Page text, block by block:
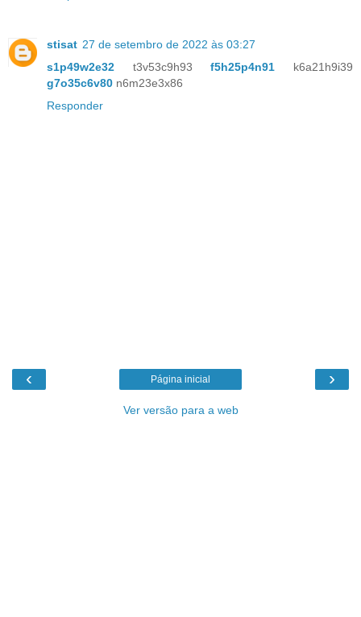
stisat 27 de setembro de 2022 às 03:27
s1p49w2e32 t3v53c9h93f5h25p4n91 k6a21h9i39
g7o35c6v80 n6m23e3x86
Responder
‹ ›
Página inicial
Ver versão para a web